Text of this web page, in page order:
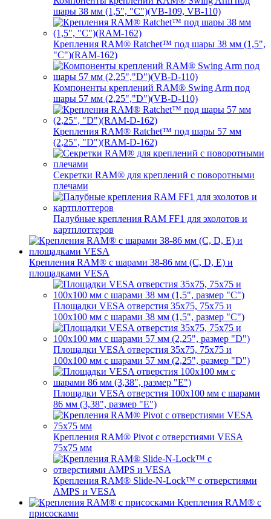
шары 38 мм (1,5", "C")(VB-109, VB-110)
Крепления RAM® Ratchet™ под шары 38 мм (1,5",
"C")(RAM-162)
Компоненты креплений RAM® Swing Arm под
шары 57 мм (2,25","D")(VB-D-110)
Крепления RAM® Ratchet™ под шары 57 мм
(2,25", "D")(RAM-D-162)
Секретки RAM® для креплений с поворотными
плечами
Палубные крепления RAM FF1 для эхолотов и
картплоттеров
Крепления RAM® с шарами 38-86 мм (C, D, E) и
площадками VESA
Площадки VESA отверстия 35x75, 75x75 и
100x100 мм с шарами 38 мм (1,5", размер "C")
Площадки VESA отверстия 35х75, 75x75 и
100x100 мм с шарами 57 мм (2,25", размер "D")
Площадки VESA отверстия 100x100 мм с шарами
86 мм (3,38", размер "E")
Крепления RAM® Pivot с отверстиями VESA
75x75 мм
Крепления RAM® Slide-N-Lock™ с отверстиями
AMPS и VESA
Крепления RAM® с
присосками